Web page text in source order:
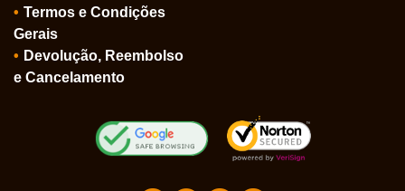
Termos e Condições
Gerais
Devolução, Reembolso
e Cancelamento